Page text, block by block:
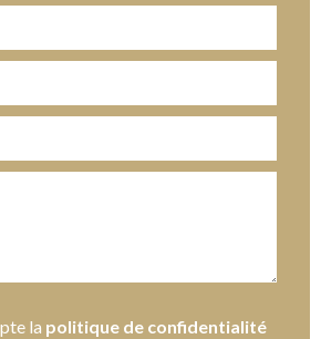
la politique de confidentialité